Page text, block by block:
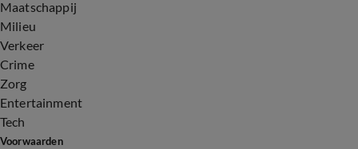
Maatschappij
Milieu
Verkeer
Crime
Zorg
Entertainment
Tech
Voorwaarden